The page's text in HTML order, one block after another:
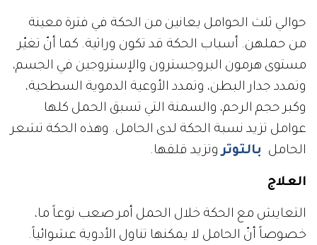
حوالي ثلث الحوامل يعانين من الحكة في فترة معينة
من حملهن. أسباب الحكة قد تكون وراثية. كما أنّ تغيّر
مستوى هرمون البروجسترون والإستروجين في الجسم،
وتمدد جدار البطن، وتمدد الأوعية الدموية السطحية،
وكبر حجم الرحم، والسمنة التي تسبق الحمل كلها
عوامل تزيد نسبة الحكة لدى الحامل. وهذه الحكة تشعر
الحامل بالتوتروتزيد قلقها.
العلاج
التعايش مع الحكة خلال الحمل أمر صعب نوعاً ما،
خصوصاً أنّ الحامل لا يمكنها تناول الأدوية عشوائياً.